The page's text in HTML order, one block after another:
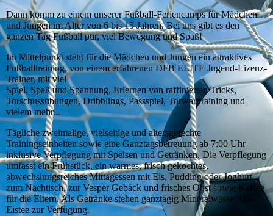
Dann komm zu einem unserer Fußball-Feriencamps für Mädchen
und Jungen im Alter von 6 bis 15 Jahren. Bei uns gibt es den
ganzen Tag Fußball pur, viel Bewegung und Spaß!
Im Mittelpunkt steht für die Mädchen und Jungen ein attraktives
Fußballtraining, von einem erfahrenen DFB ELITE Jugend-Lizenz-
Trainer, mit viel
Spiel, Spaß und Spannung, Erlernen von raffinierten Tricks,
Torschussübungen, Dribblings, Passspiel, Torwarttraining und
vielem mehr...
Tägliche zweimalige, vielseitige und altersgerechte
Trainingseinheiten sowie eine Ganztagsbetreuung ab 7:00 Uhr
inklusive Verpflegung mit Speisen und Getränken. Die Verpflegung
umfasst ein Frühstück, ein warmes, frisch gekochtes,
abwechslungsreiches Mittagessen mit Eis, Pudding oder Joghurt
zum Nachtisch, zur Vesper Gebäck und frisches Obst sowie Kaffee
für die Eltern. Als Getränke stehen ganztägig Mineralwasser und
Eistee zur Verfügung.